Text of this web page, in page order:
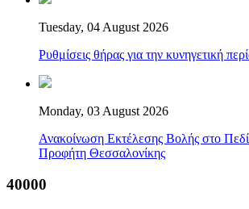
Tuesday, 04 August 2026
Ρυθμίσεις θήρας για την κυνηγετική
Monday, 03 August 2026
Ανακοίνωση Εκτέλεσης Βολής στο
Προφήτη Θεσσαλονίκης
40000